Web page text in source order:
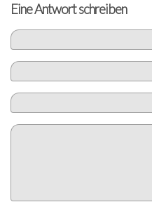
Eine Antwort schreiben